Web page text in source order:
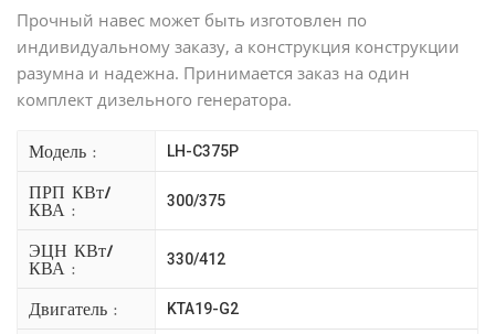
Прочный навес может быть изготовлен по
индивидуальному заказу, а конструкция конструкции
разумна и надежна. Принимается заказ на один
комплект дизельного генератора.
Модель : LH-C375P
ПРП КВт/
КВА : 300/375
ЭЦН КВт/
КВА : 330/412
Двигатель : KTA19-G2